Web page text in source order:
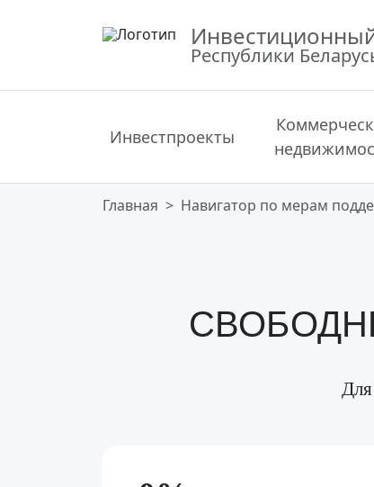
Республики
Инвестпроекты
Главная Навигатор по мерам